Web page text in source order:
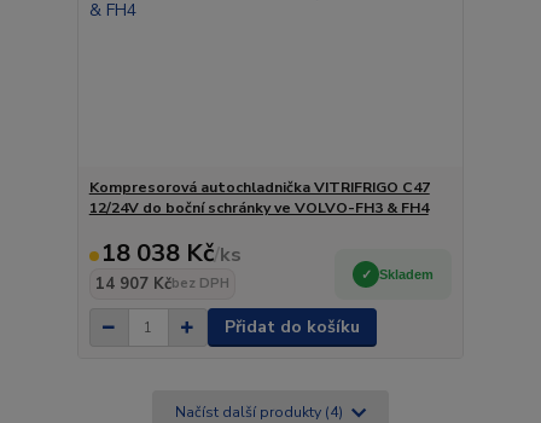
Kompresorová autochladnička VITRIFRIGO C47
12/24V do boční schránky ve VOLVO-FH3 & FH4
18 038 Kč/ks
14 907 Kčbez DPH
Skladem
Přidat do košíku
Načíst další produkty (4)